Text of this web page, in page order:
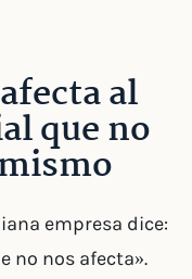
al
que no
empresa dice:
no nos afecta».